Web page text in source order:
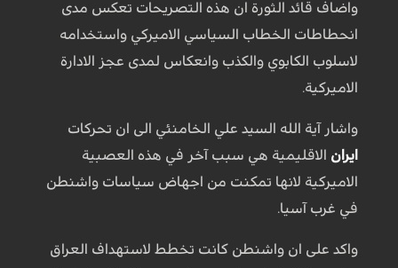
واضاف قائد الثورة ان هذه التصريحات تعكس مدى
انحطاطات الخطاب السياسي الاميركي واستخدامه
لاسلوب الكابوي والكذب وانعكاس لمدى عجز الادارة
الاميركية.
واشار آية الله السيد علي الخامنئي الى ان تحركات
ايران الاقليمية هي سبب آخر في هذه العصبية
الاميركية لانها تمكنت من اجهاض سياسات واشنطن
في غرب آسيا.
واكد على ان واشنطن كانت تخطط لاستهداف العراق